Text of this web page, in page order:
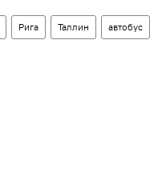
Рига Таллин автобус